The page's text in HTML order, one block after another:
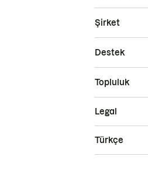
Şirket
Destek
Topluluk
Legal
Türkçe